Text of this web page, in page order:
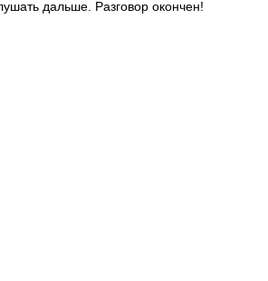
дальше. Разговор окончен!